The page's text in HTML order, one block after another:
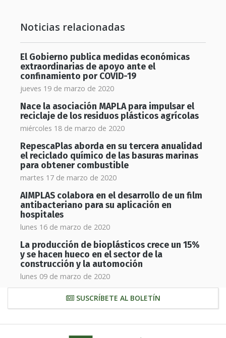
Noticias relacionadas
El Gobierno publica medidas económicas
extraordinarias de apoyo ante el
confinamiento por COVID-19
jueves 19 de marzo de 2020
Nace la asociación MAPLA para impulsar el
reciclaje de los residuos plásticos agrícolas
miércoles 18 de marzo de 2020
RepescaPlas aborda en su tercera anualidad
el reciclado químico de las basuras marinas
para obtener combustible
martes 17 de marzo de 2020
AIMPLAS colabora en el desarrollo de un film
antibacteriano para su aplicación en
hospitales
lunes 16 de marzo de 2020
La producción de bioplásticos crece un 15%
y se hacen hueco en el sector de la
construcción y la automoción
lunes 09 de marzo de 2020
SUSCRÍBETE AL BOLETÍN